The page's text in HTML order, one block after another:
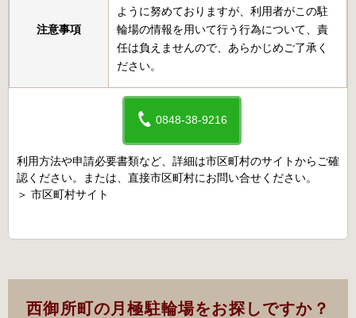
注意事項
ように努めておりますが、利用者がこの駐
輪場の情報を用いて行う行為について、責
任は負えませんので、あらかじめご了承く
ださい。
0848-38-9216
利用方法や申請必要書類など、詳細は市区町村のサイトからご確
認ください。または、直接市区町村にお問い合せください。
＞ 市区町村サイト
西御所町の月極駐輪場をお探しですか？